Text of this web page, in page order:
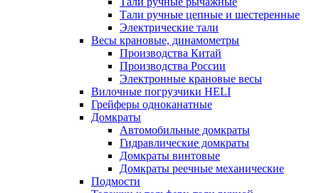
Тали ручные цепные и шестеренные
Электрические тали
Весы крановые, динамометры
Производства Китай
Производства России
Электронные крановые весы
Вилочные погрузчики HELI
Грейферы одноканатные
Домкраты
Автомобильные домкраты
Гидравлические домкраты
Домкраты винтовые
Домкраты реечные механические
Подмости